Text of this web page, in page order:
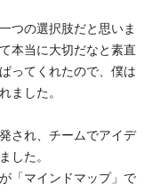
つの選択肢だと思いま
本当に大切だなと素直
ってくれたので、僕は
ました。
され、チームでアイデ
した。
「マインドマップ」で